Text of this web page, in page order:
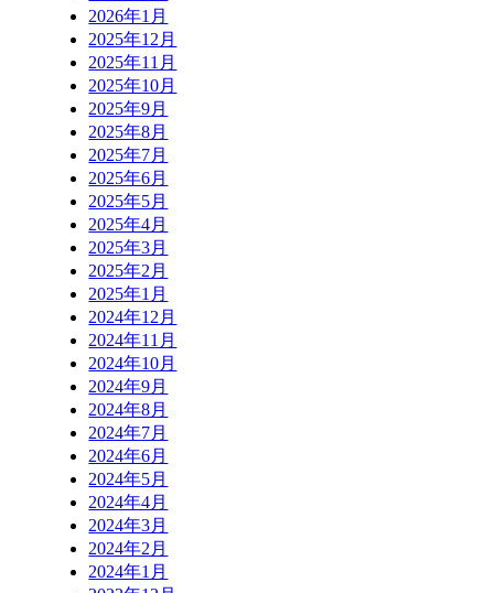
2026年1月
2025年12月
2025年11月
2025年10月
2025年9月
2025年8月
2025年7月
2025年6月
2025年5月
2025年4月
2025年3月
2025年2月
2025年1月
2024年12月
2024年11月
2024年10月
2024年9月
2024年8月
2024年7月
2024年6月
2024年5月
2024年4月
2024年3月
2024年2月
2024年1月